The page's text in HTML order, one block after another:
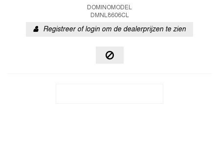
DOMINOMODEL
DMNL8606CL
Registreer of login om de dealerprijzen te zien